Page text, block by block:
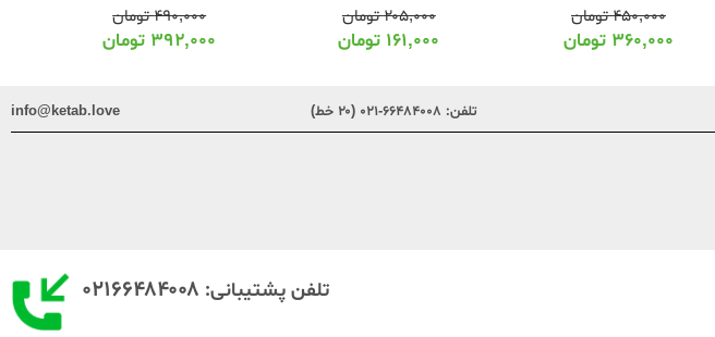
۴۵۰,۰۰۰تومان
۳۶۰,۰۰۰ تومان
۲۰۵,۰۰۰تومان
۱۶۱,۰۰۰ تومان
۴۹۰,۰۰۰تومان
۳۹۲,۰۰۰ تومان
تلفن: ۶۶۴۸۴۰۰۸-۰۲۱ (۲۰ خط) info@ketab.love
تلفن پشتیبانی: ۰۲۱۶۶۴۸۴۰۰۸